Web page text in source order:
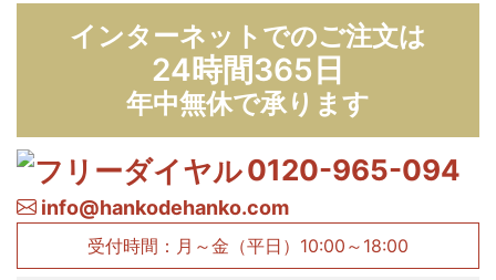
インターネットでのご注文は
24時間365日
年中無休で承ります
0120-965-094
info@hankodehanko.com
受付時間：月～金（平日）10:00～18:00